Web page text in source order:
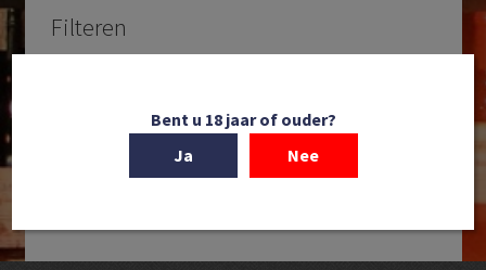
Filteren
Bent u 18 jaar of ouder?
Ja
Nee